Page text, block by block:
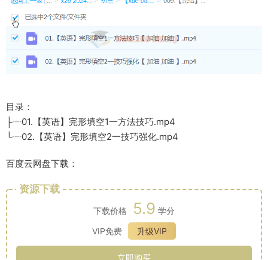
目录：
├┈01.【英语】完形填空1一方法技巧.mp4
└┈02.【英语】完形填空2一技巧强化.mp4
百度云网盘下载：
资源下载
下载价格 5.9 学分
VIP免费
升级VIP
立即购买